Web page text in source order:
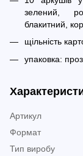
зелений,
блакитний,
щільність
упаковка:
Артикул
Формат
Тип виробу